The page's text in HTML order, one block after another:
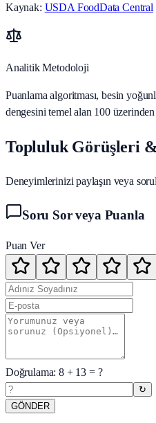
Kaynak: USDA FoodData Central
Analitik Metodoloji
Puanlama algoritması, besin
dengesini temel alan 100 üzerinden
Topluluk Görüşleri
Deneyimlerinizi paylaşın veya
Soru Sor veya Puanla
Puan Ver
Doğrulama:8+ 13 = ?
↻
GÖNDER